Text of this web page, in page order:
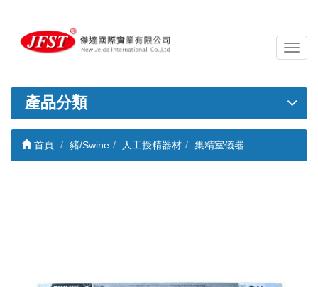
導
覽
關
產品分類
首頁 豬/Swine 人工授精器材 集精室儀器